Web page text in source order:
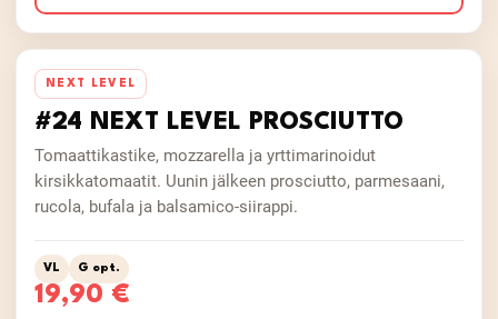
NEXT LEVEL
#24 NEXT LEVEL PROSCIUTTO
Tomaattikastike, mozzarella ja yrttimarinoidut
kirsikkatomaatit. Uunin jälkeen prosciutto, parmesaani,
rucola, bufala ja balsamico-siirappi.
VL G opt.
19,90 €